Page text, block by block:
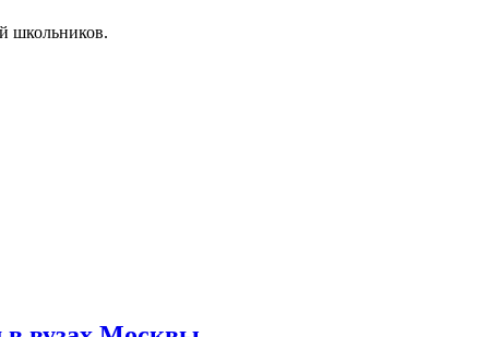
школьников.